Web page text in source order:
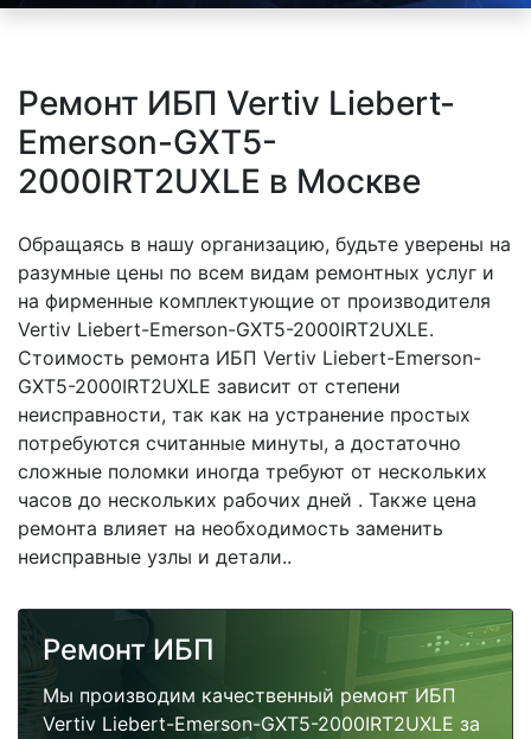
Ремонт ИБП Vertiv Liebert-
Emerson-GXT5-
2000IRT2UXLE в Москве
Обращаясь в нашу организацию, будьте уверены на
разумные цены по всем видам ремонтных услуг и
на фирменные комплектующие от производителя
Vertiv Liebert-Emerson-GXT5-2000IRT2UXLE.
Стоимость ремонта ИБП Vertiv Liebert-Emerson-
GXT5-2000IRT2UXLE зависит от степени
неисправности, так как на устранение простых
потребуются считанные минуты, а достаточно
сложные поломки иногда требуют от нескольких
часов до нескольких рабочих дней . Также цена
ремонта влияет на необходимость заменить
неисправные узлы и детали..
Ремонт ИБП
Мы производим качественный ремонт ИБП
Vertiv Liebert-Emerson-GXT5-2000IRT2UXLE за